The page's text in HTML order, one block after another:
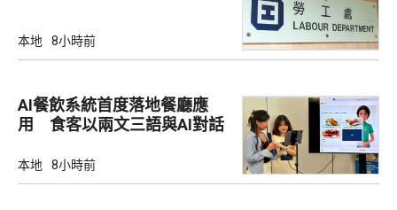
本地 8小時前
AI餐飲系統首度落地餐廳應
用 食客以兩文三語與AI對話
本地 8小時前